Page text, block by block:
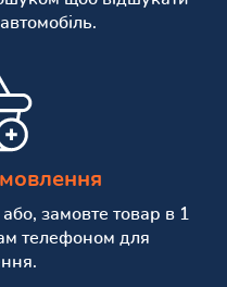
замовте товар в 1
телефоном для